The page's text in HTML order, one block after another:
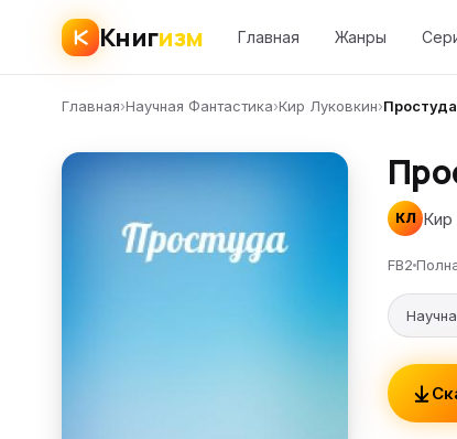
Книгизм Главная Жанры
Главная›Научная Фантастика›Кир Луковкин›Простуда
КЛ Кир
FB2